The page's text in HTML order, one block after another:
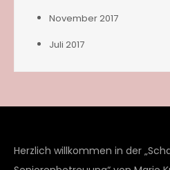
November 2017
Juli 2017
Herzlich willkommen in der